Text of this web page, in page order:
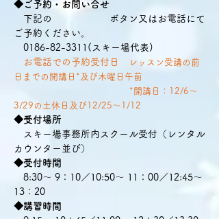
◆ご予約・お問い合せ
下記の ボタン又はお電話にて
ご予約ください。
0186-82-3311 (スキー場代表)
お電話での予約受付日
レッスン受講の前
日までの開講日 *及び木曜日午前
*開講日： 12/6〜
3/29の土休日及び12/25〜1/12
◆受付場所
スキー場事務所内スクール受付（レンタル
カウンター並び）
◆受付時間
8:30～ 9：10／10:50～ 11：00／12:45～
13：20
◆講習時間